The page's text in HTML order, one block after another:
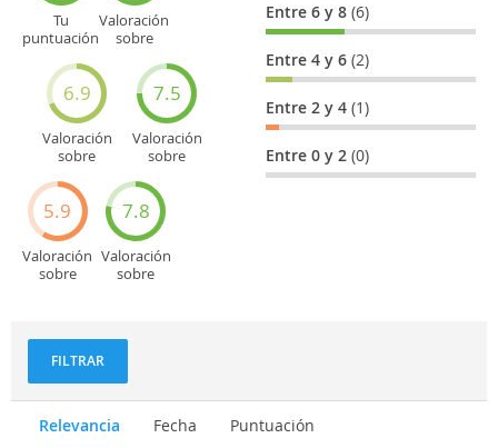
Tu
puntuación
Valoración
sobre
6.9
Valoración
sobre
7.5
Valoración
sobre
turísticos
5.9
Valoración
sobre
7.8
Valoración
sobre
Entre 6 y 8(6)
Entre 4 y 6(2)
Entre 2 y 4(1)
Entre 0 y 2(0)
FILTRAR
Relevancia Fecha Puntuación